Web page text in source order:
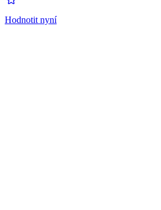
Hodnotit nyní